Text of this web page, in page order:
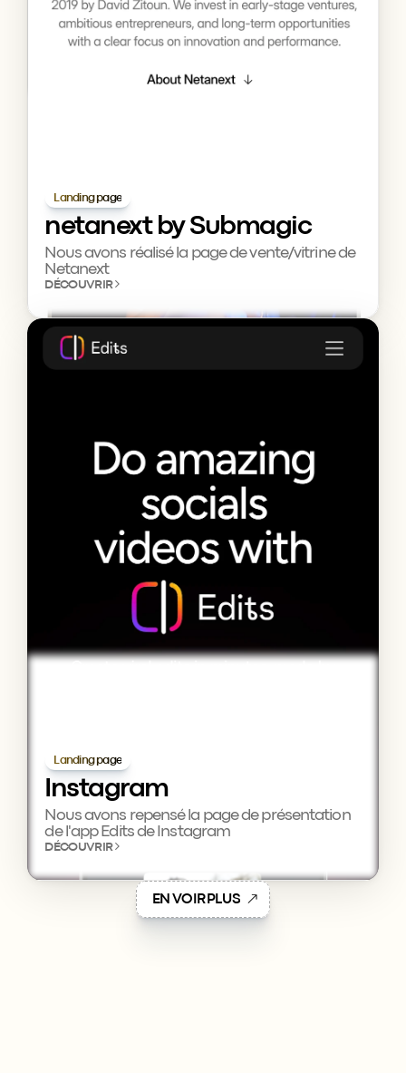
netanext by Submagic
Nous avons réalisé la page de vente/vitrine de
Netanext
Landing page
DÉCOUVRIR
Instagram
Nous avons repensé la page de présentation
de l'app Edits de Instagram
Landing page
DÉCOUVRIR
EN VO R PLUS